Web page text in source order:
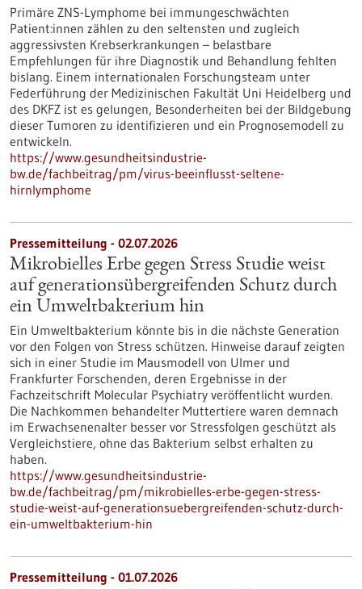
Primäre ZNS-Lymphome bei immungeschwächten
Patient:innen zählen zu den seltensten und zugleich
aggressivsten Krebserkrankungen – belastbare
Empfehlungen für ihre Diagnostik und Behandlung fehlten
bislang. Einem internationalen Forschungsteam unter
Federführung der Medizinischen Fakultät Uni Heidelberg und
des DKFZ ist es gelungen, Besonderheiten bei der Bildgebung
dieser Tumoren zu identifizieren und ein Prognosemodell zu
entwickeln.
https://www.gesundheitsindustrie-
bw.de/fachbeitrag/pm/virus-beeinflusst-seltene-
hirnlymphome
Pressemitteilung - 02.07.2026
Mikrobielles Erbe gegen Stress Studie weist
auf generationsübergreifenden Schutz durch
ein Umweltbakterium hin
Ein Umweltbakterium könnte bis in die nächste Generation
vor den Folgen von Stress schützen. Hinweise darauf zeigten
sich in einer Studie im Mausmodell von Ulmer und
Frankfurter Forschenden, deren Ergebnisse in der
Fachzeitschrift Molecular Psychiatry veröffentlicht wurden.
Die Nachkommen behandelter Muttertiere waren demnach
im Erwachsenenalter besser vor Stressfolgen geschützt als
Vergleichstiere, ohne das Bakterium selbst erhalten zu
haben.
https://www.gesundheitsindustrie-
bw.de/fachbeitrag/pm/mikrobielles-erbe-gegen-stress-
studie-weist-auf-generationsuebergreifenden-schutz-durch-
ein-umweltbakterium-hin
Pressemitteilung - 01.07.2026